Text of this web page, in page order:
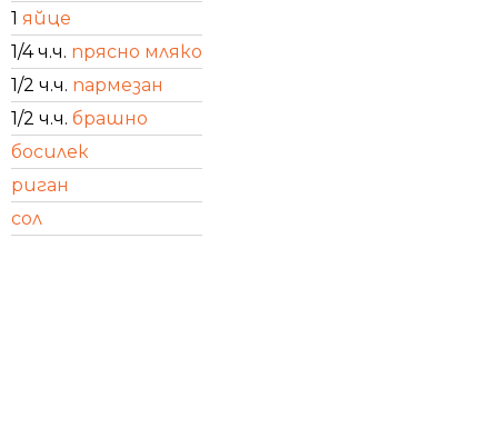
1 яйце
1/4 ч.ч. прясно мляко
1/2 ч.ч. пармезан
1/2 ч.ч. брашно
босилек
риган
сол